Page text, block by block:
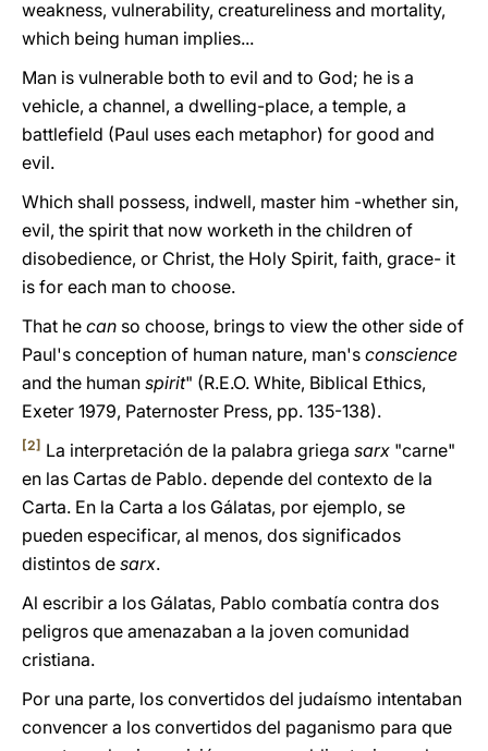
weakness, vulnerability, creatureliness and mortality,
which being human implies...
Man is vulnerable both to evil and to God; he is a
vehicle, a channel, a dwelling-place, a temple, a
battlefield (Paul uses each metaphor) for good and
evil.
Which shall possess, indwell, master him -whether sin,
evil, the spirit that now worketh in the children of
disobedience, or Christ, the Holy Spirit, faith, grace- it
is for each man to choose.
That he can so choose, brings to view the other side of
Paul's conception of human nature, man's conscience
and the human spirit" (R.E.O. White, Biblical Ethics,
Exeter 1979, Paternoster Press, pp. 135-138).
[2] La interpretación de la palabra griega sarx "carne"
en las Cartas de Pablo. depende del contexto de la
Carta. En la Carta a los Gálatas, por ejemplo, se
pueden especificar, al menos, dos significados
distintos de sarx.
Al escribir a los Gálatas, Pablo combatía contra dos
peligros que amenazaban a la joven comunidad
cristiana.
Por una parte, los convertidos del judaísmo intentaban
convencer a los convertidos del paganismo para que